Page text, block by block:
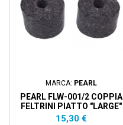
MARCA: PEARL
PEARL FLW-001/2 COPPIA
FELTRINI PIATTO "LARGE"
Prezzo
15,30 €